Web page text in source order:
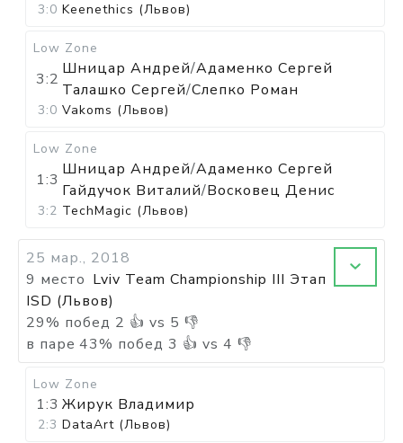
3:0 Keenethics (Львов)
Low Zone
3:2
Шницар Андрей/Адаменко Сергей
Талашко Сергей/Слепко Роман
3:0 Vakoms (Львов)
Low Zone
1:3
Шницар Андрей/Адаменко Сергей
Гайдучок Виталий/Восковец Денис
3:2 TechMagic (Львов)
25 мар., 2018
9 место Lviv Team Championship III Этап
ISD (Львов)
29% побед 2 👍 vs 5 👎
в паре 43% побед 3 👍 vs 4 👎
Low Zone
1:3 Жирук Владимир
2:3 DataArt (Львов)